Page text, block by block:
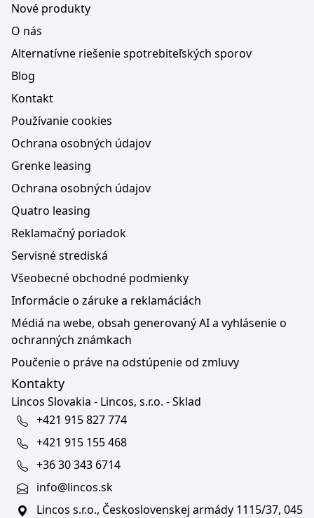
Nové produkty
O nás
Alternatívne riešenie spotrebiteľských sporov
Blog
Kontakt
Používanie cookies
Ochrana osobných údajov
Grenke leasing
Ochrana osobných údajov
Quatro leasing
Reklamačný poriadok
Servisné strediská
Všeobecné obchodné podmienky
Informácie o záruke a reklamáciách
Médiá na webe, obsah generovaný AI a vyhlásenie o
ochranných známkach
Poučenie o práve na odstúpenie od zmluvy
Kontakty
Lincos Slovakia - Lincos, s.r.o. - Sklad
+421 915 827 774
+421 915 155 468
+36 30 343 6714
info@lincos.sk
Lincos s.r.o., Československej armády 1115/37, 045